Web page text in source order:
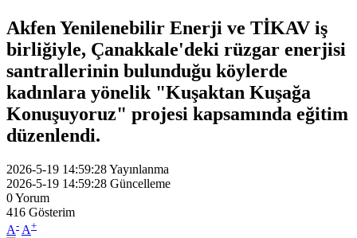
Akfen Yenilenebilir Enerji ve TİKAV iş
birliğiyle, Çanakkale'deki rüzgar enerjisi
santrallerinin bulunduğu köylerde
kadınlara yönelik "Kuşaktan Kuşağa
Konuşuyoruz" projesi kapsamında eğitim
düzenlendi.
2026-5-19 14:59:28Yayınlanma
2026-5-19 14:59:28 Güncelleme
0Yorum
416 Gösterim
A- A+